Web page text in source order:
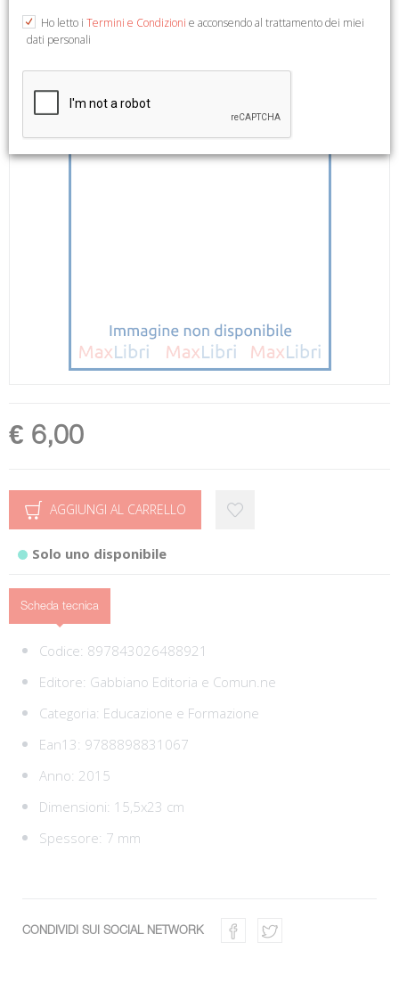
€ 6,00
AGGIUNGI AL CARRELLO
Solo uno disponibile
Scheda tecnica
Codice: 897843026488921
Editore: Gabbiano Editoria e Comun.ne
Categoria: Educazione e Formazione
Ean13: 9788898831067
Anno: 2015
Dimensioni: 15,5x23 cm
Spessore: 7 mm
CONDIVIDI SUI SOCIAL NETWORK
Ho letto i Termini e Condizioni e acconsendo al trattamento dei miei
dati personali